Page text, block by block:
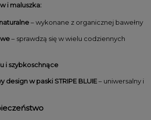
i maluszka:
– wykonane z organicznej bawełny
– sprawdzą się w wielu codziennych
i szybkoschnące
design w paski STRIPE BLUIE– uniwersalny i